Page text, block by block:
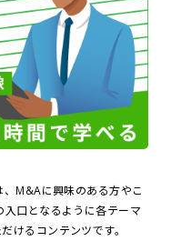
M&Aに興味のある方やこ
口となるように各テーマ
けるコンテンツです。